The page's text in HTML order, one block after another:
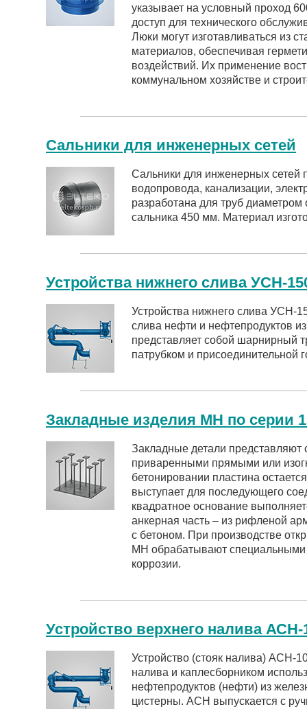
указывает на условный проход
доступ для технического
Люки могут изготавливаться из
материалов, обеспечивая
воздействий. Их применение
коммунальном хозяйстве и
Сальники для инженерных сетей
Сальники для инженерных сетей
водопровода, канализации,
разработана для труб
сальника 450 мм. Материал
Устройства нижнего слива УСН-
Устройства нижнего слива УСН-
слива нефти и нефтепродуктов
представляет собой шарнирный
патрубком и присоединительной
Закладные изделия МН по серии
Закладные детали представляют
приваренными прямыми или
бетонировании пластина
выступает для последующего
квадратное основание
анкерная часть – из рифленой
с бетоном. При производстве
МН обрабатывают специальными
коррозии.
Устройство верхнего налива АСН-
Устройство (стояк налива) АСН-
налива и каплесборником
нефтепродуктов (нефти) из
цистерны. АСН выпускается с